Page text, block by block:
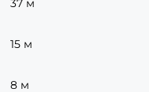
37 м
15 м
8 м